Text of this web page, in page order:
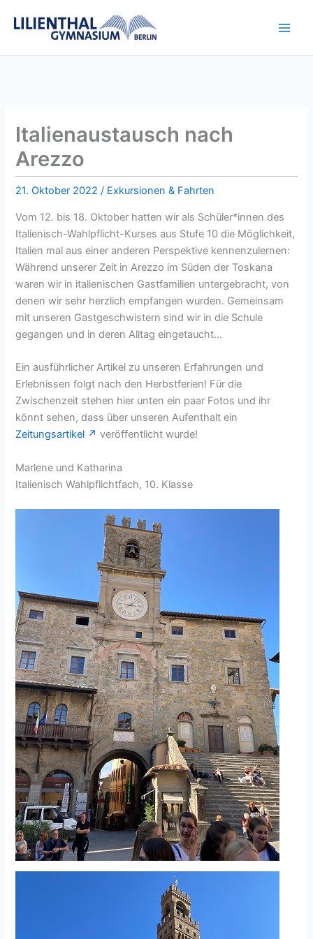
Inhalt
Italienaustausch nach
Arezzo
21. Oktober 2022/ Exkursionen & Fahrten
Vom 12. bis 18. Oktober hatten wir als Schüler*innen des
Italienisch-Wahlpflicht-Kurses aus Stufe 10 die Möglichkeit,
Italien mal aus einer anderen Perspektive kennenzulernen:
Während unserer Zeit in Arezzo im Süden der Toskana
waren wir in italienischen Gastfamilien untergebracht, von
denen wir sehr herzlich empfangen wurden. Gemeinsam
mit unseren Gastgeschwistern sind wir in die Schule
gegangen und in deren Alltag eingetaucht…
Ein ausführlicher Artikel zu unseren Erfahrungen und
Erlebnissen folgt nach den Herbstferien! Für die
Zwischenzeit stehen hier unten ein paar Fotos und ihr
könnt sehen, dass über unseren Aufenthalt ein
Zeitungsartikel
veröffentlicht wurde!
Marlene und Katharina
Italienisch Wahlpflichtfach, 10. Klasse